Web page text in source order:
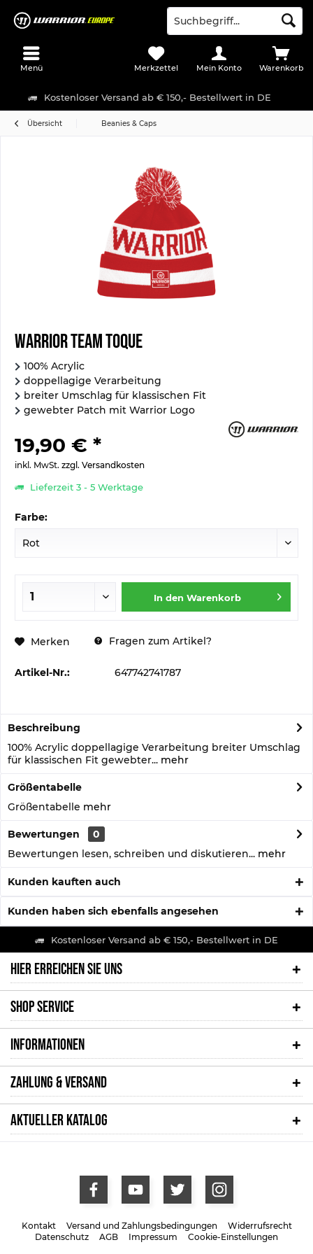
Kostenloser Versand ab € 150,- Bestellwert in DE
Menü Warenkorb
Merkzettel Mein Konto
Übersicht Beanies & Caps
Warrior Team Toque
100% Acrylic
doppellagige Verarbeitung
breiter Umschlag für klassischen Fit
gewebter Patch mit Warrior Logo
19,90 € *
inkl. MwSt. zzgl. Versandkosten
Lieferzeit 3 - 5 Werktage
Farbe:
In den Warenkorb
Merken Fragen zum Artikel?
Artikel-Nr.: 647742741787
Beschreibung
100% Acrylic doppellagige Verarbeitung breiter Umschlag
für klassischen Fit gewebter... mehr
Größentabelle
Größentabelle mehr
Bewertungen
0
Bewertungen lesen, schreiben und diskutieren... mehr
Kunden kauften auch
Kunden haben sich ebenfalls angesehen
Kostenloser Versand ab € 150,- Bestellwert in DE
HIER ERREICHEN SIE UNS
SHOP SERVICE
INFORMATIONEN
ZAHLUNG & VERSAND
AKTUELLER KATALOG
Kontakt Versand und Zahlungsbedingungen
Widerrufsrecht
Datenschutz
AGB Impressum Cookie-Einstellungen